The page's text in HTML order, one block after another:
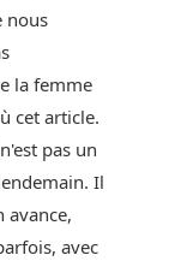
nous
la femme
cet article.
pas un
Il
avance,
avec